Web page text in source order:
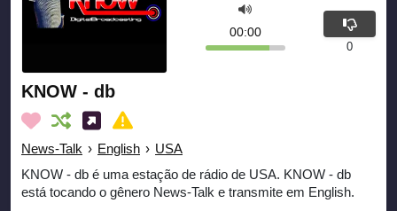
KNOW - db
News-Talk › English › USA
KNOW - db é uma estação de rádio de USA. KNOW - db
está tocando o gênero News-Talk e transmite em English.
00:00
0